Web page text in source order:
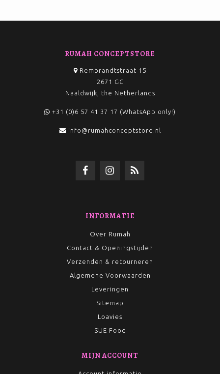
RUMAH CONCEPTSTORE
Rembrandtstraat 15
2671 GC
Naaldwijk, the Netherlands
+31 (0)6 57 41 37 17 (WhatsApp only!)
info@rumahconceptstore.nl
INFORMATIE
Over Rumah
Contact & Openingstijden
Verzenden & retourneren
Algemene Voorwaarden
Leveringen
Sitemap
Loavies
SUE Food
MIJN ACCOUNT